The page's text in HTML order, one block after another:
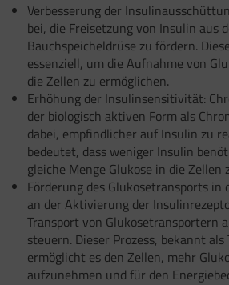
Verbesserung der
bei, die Freisetzung von Insulin aus
Bauchspeicheldrüse zu fördern.
essenziell, um die Aufnahme von
die Zellen zu ermöglichen.
Erhöhung der Insulinsensitivität:
der biologisch aktiven Form als
dabei, empfindlicher auf Insulin zu
bedeutet, dass weniger Insulin
gleiche Menge Glukose in die
Förderung des Glukosetransports in
an der Aktivierung der
Transport von Glukosetransportern
steuern. Dieser Prozess, bekannt
ermöglicht es den Zellen, mehr
aufzunehmen und für den